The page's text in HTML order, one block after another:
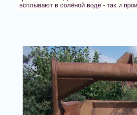
всплывают в солёной воде - так и